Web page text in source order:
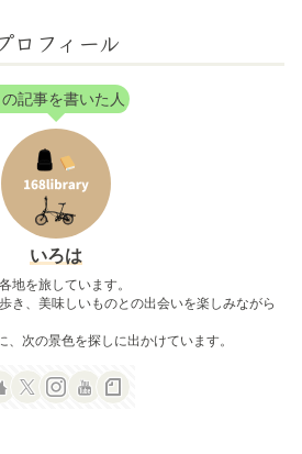
ロフィール
の記事を書いた人
いろは
地を旅しています。
き、美味しいものとの出会いを楽しみながら
、次の景色を探しに出かけています。